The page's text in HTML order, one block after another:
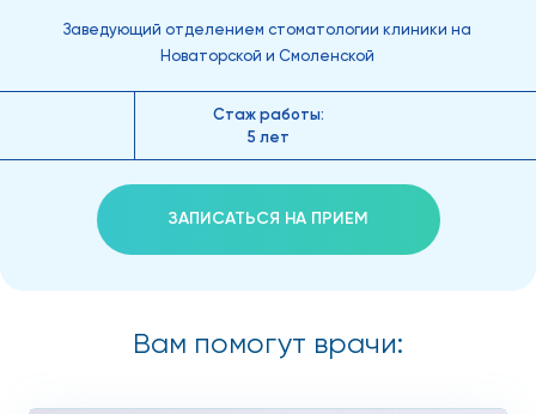
Заведующий отделением стоматологии клиники на
Новаторской и Смоленской
Стаж работы:
5 лет
ЗАПИСАТЬСЯ НА ПРИЕМ
Вам помогут врачи: